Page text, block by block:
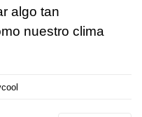
algo tan
nuestro clima